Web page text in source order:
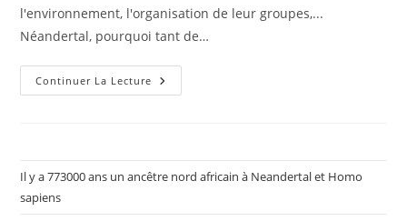
l'environnement, l'organisation de leur groupes,...
Néandertal, pourquoi tant de…
Continuer La Lecture Ressources
Il y a 773000 ans un ancêtre nord africain à Neandertal et Homo
sapiens